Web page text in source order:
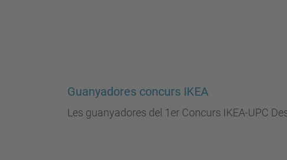
Guanyadores concurs IKEA
Les guanyadores del 1er Concurs IKEA-UPC